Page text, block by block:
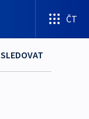
ČT
SLEDOVAT